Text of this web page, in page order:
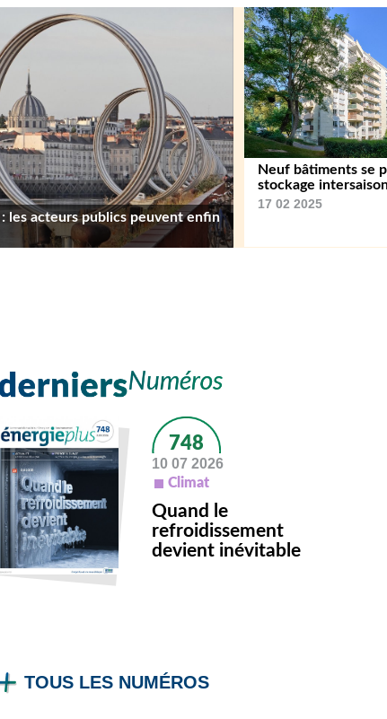
les acteurs publics peuvent enfin
Neuf bâtiments se
stockage
17 02 2025
748
10 07 2026
Climat
Quand le
refroidissement
devient inévitable
TOUS LES NUMÉROS